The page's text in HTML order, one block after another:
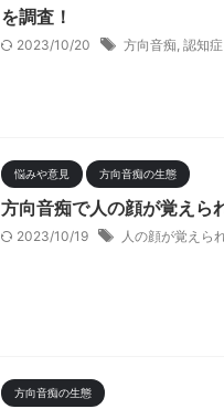
を調査！
2023/10/20 方向音痴, 認知症
悩みや意見 方向音痴の生態
方向音痴で人の顔が覚えら
2023/10/19 人の顔が覚えら
方向音痴の生態